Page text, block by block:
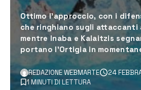
Ottimo l’approccio, con i
che ringhiano sugli attaccanti
mentre Inaba e Kalaitzis
portano l’Ortigia in
REDAZIONE WEBMARTE 24
1 MINUTI DI LETTURA